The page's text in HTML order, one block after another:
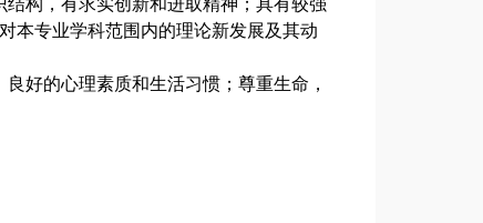
构，有求实创新和进取精神；具有较强
本专业学科范围内的理论新发展及其动
好的心理素质和生活习惯；尊重生命，